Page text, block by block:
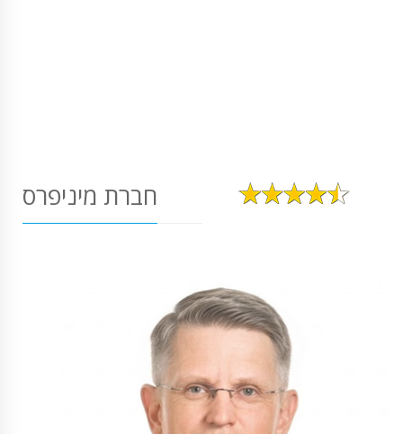
חברת מיניפרס